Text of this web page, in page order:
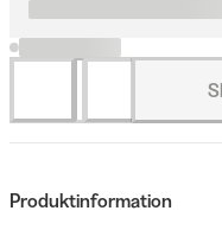
Produktinformation